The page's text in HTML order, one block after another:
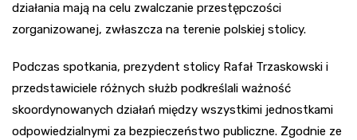
działania mają na celu zwalczanie przestępczości
zorganizowanej, zwłaszcza na terenie polskiej stolicy.
Podczas spotkania, prezydent stolicy Rafał Trzaskowski i
przedstawiciele różnych służb podkreślali ważność
skoordynowanych działań między wszystkimi jednostkami
odpowiedzialnymi za bezpieczeństwo publiczne. Zgodnie ze